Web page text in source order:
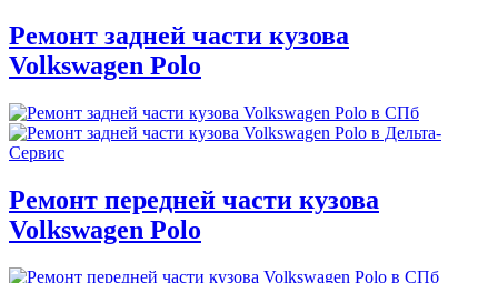
Ремонт задней части кузова
Volkswagen Polo
Ремонт передней части кузова
Volkswagen Polo